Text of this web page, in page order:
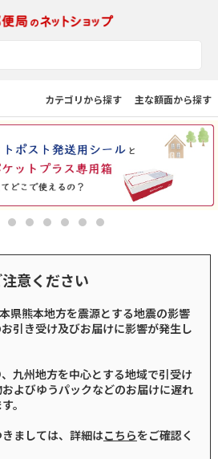
カテゴリから探す 主な額面から探す
意ください
県熊本地方を震源とする地震の影響
引き受け及びお届けに影響が発生し
九州地方を中心とする地域で引受け
よびゆうパックなどのお届けに遅れ
。
ましては、詳細はこちらをご確認く